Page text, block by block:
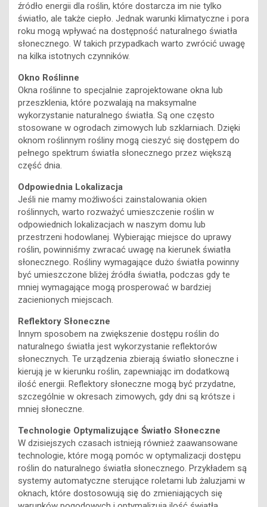
źródło energii dla roślin, które dostarcza im nie tylko
światło, ale także ciepło. Jednak warunki klimatyczne i pora
roku mogą wpływać na dostępność naturalnego światła
słonecznego. W takich przypadkach warto zwrócić uwagę
na kilka istotnych czynników.
Okno Roślinne
Okna roślinne to specjalnie zaprojektowane okna lub
przeszklenia, które pozwalają na maksymalne
wykorzystanie naturalnego światła. Są one często
stosowane w ogrodach zimowych lub szklarniach. Dzięki
oknom roślinnym rośliny mogą cieszyć się dostępem do
pełnego spektrum światła słonecznego przez większą
część dnia.
Odpowiednia Lokalizacja
Jeśli nie mamy możliwości zainstalowania okien
roślinnych, warto rozważyć umieszczenie roślin w
odpowiednich lokalizacjach w naszym domu lub
przestrzeni hodowlanej. Wybierając miejsce do uprawy
roślin, powinniśmy zwracać uwagę na kierunek światła
słonecznego. Rośliny wymagające dużo światła powinny
być umieszczone bliżej źródła światła, podczas gdy te
mniej wymagające mogą prosperować w bardziej
zacienionych miejscach.
Reflektory Słoneczne
Innym sposobem na zwiększenie dostępu roślin do
naturalnego światła jest wykorzystanie reflektorów
słonecznych. Te urządzenia zbierają światło słoneczne i
kierują je w kierunku roślin, zapewniając im dodatkową
ilość energii. Reflektory słoneczne mogą być przydatne,
szczególnie w okresach zimowych, gdy dni są krótsze i
mniej słoneczne.
Technologie Optymalizujące Światło Słoneczne
W dzisiejszych czasach istnieją również zaawansowane
technologie, które mogą pomóc w optymalizacji dostępu
roślin do naturalnego światła słonecznego. Przykładem są
systemy automatyczne sterujące roletami lub żaluzjami w
oknach, które dostosowują się do zmieniających się